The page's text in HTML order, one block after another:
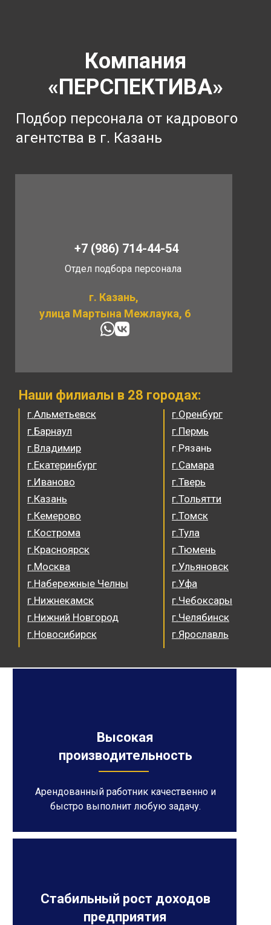
Высокая
производительность
Арендованный работник качественно и
быстро выполнит любую задачу.
Стабильный рост доходов
предприятия
г.Оренбург
г.Пермь
г.Рязань
г.Самара
г.Тверь
г.Тольятти
г.Томск
г.Тула
г.Тюмень
г.Ульяновск
г.Уфа
г.Чебоксары
г.Челябинск
г.Ярославль
г.Альметьевск
г.Барнаул
г.Владимир
г.Екатеринбург
г.Иваново
г.Казань
г.Кемерово
г.Кострома
г.Красноярск
г.Москва
г.Набережные Челны
г.Нижнекамск
г.Нижний Новгород
г.Новосибирск
Наши филиалы в 28 городах:
Отдел подбора персонала
+7 (986) 714-44-54
г. Казань,
улица Мартына Межлаука, 6
Подбор персонала от кадрового
агентства в г. Казань
Компания
«ПЕРСПЕКТИВА»